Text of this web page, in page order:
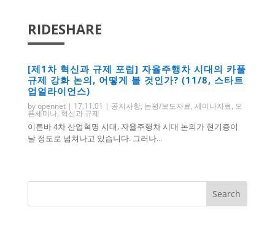
RIDESHARE
[제1차 혁신과 규제 포럼] 자율주행차 시대의 카풀
규제 강화 논의, 어떻게 볼 것인가? (11/8, 스타트
업얼라이언스)
byopennet| 17.11.01 | 공지사항, 논평/보도자료, 세미나자료, 오
픈세미나, 혁신과 규제
이른바 4차 산업혁명 시대, 자율주행차 시대 논의가 현기증이
날 정도로 넘쳐나고 있습니다. 그러나...